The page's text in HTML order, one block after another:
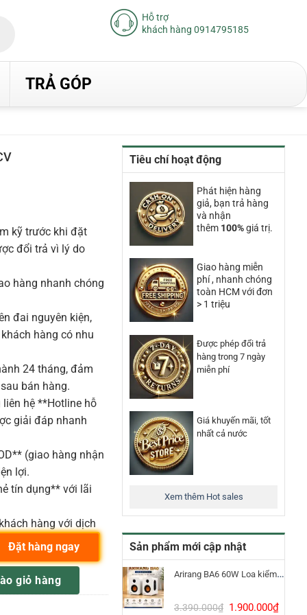
Hỗ trợ
khách hàng 0914795185
TRẢ GÓP
Tiêu chí hoạt động
Phát hiện hàng
giả, bạn trả hàng
và nhận
thêm 100%giá trị.
Giao hàng miễn
phí , nhanh chóng
toàn HCM với đơn
> 1 triệu
Được phép đổi trả
hàng trong 7 ngày
miễn phí
Giá khuyến mãi, tốt
nhất cả nước
Xem thêm Hot sales
Sản phẩm mới cập nhật
Arirang BA6 60W Loa kiểm âm Bluetooth 5.3
3.390.000₫ Giá
1.900.000₫Giá
kỹ trước khi đặt
đổi trả vì lý do
hàng nhanh chóng
đai nguyên kiện,
hàng có nhu
24 tháng, đảm
bán hàng.
hệ **Hotline hỗ
giải đáp nhanh
(giao hàng nhận
lợi.
tín dụng** với lãi
hàng với dịch
giỏ hàng
Đặt hàng ngay